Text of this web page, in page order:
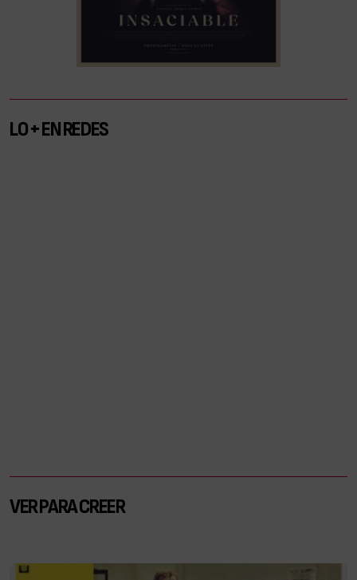
LO + EN REDES
VER PARA CREER